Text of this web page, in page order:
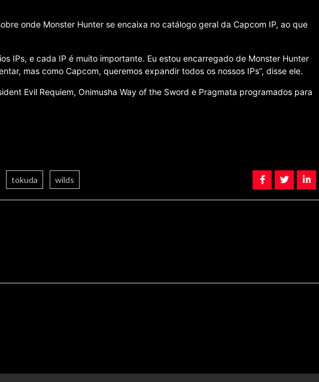
onde Monster Hunter se encaixa no catálogo geral da Capcom IP, ao que
IPs, e cada IP é muito importante. Eu estou encarregado de Monster Hunter
mas como Capcom, queremos expandir todos os nossos IPs”, disse ele.
Evil Requiem, Onimusha Way of the Sword e Pragmata programados para
tokuda wilds